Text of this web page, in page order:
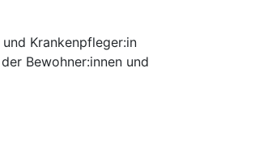
Krankenpfleger:in
Bewohner:innen und